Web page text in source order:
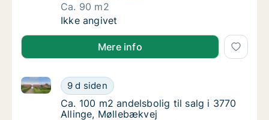
Ca. 90 m2
Ca. 90 m2 andelsbolig til salg i 3790 Hasle,
Ikke angivet
Mere info
Ca. 100 m2 andelsbolig til salg i 3770
9 d siden
Ca. 100 m2 andelsbolig til salg i 3770 Allinge,
Ca. 100 m2 andelsbolig til salg i 3770
Ca. 100 m2 andelsbolig til salg i 3770
Allinge, Møllebækvej